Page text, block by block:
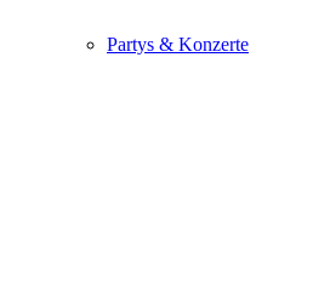
Partys & Konzerte